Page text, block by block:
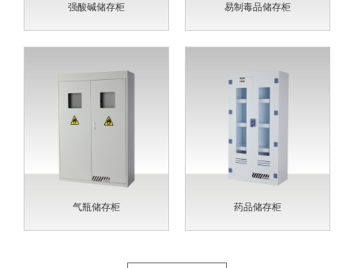
强酸碱储存柜 易制毒品储存柜
气瓶储存柜 药品储存柜